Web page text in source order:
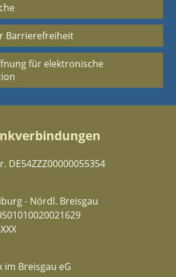
Barrierefreiheit
für elektronische
DE54ZZZ00000055354
- Nördl. Breisgau
im Breisgau eG